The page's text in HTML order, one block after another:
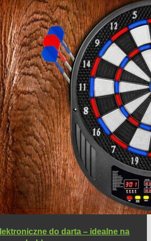
do darta – idealne na